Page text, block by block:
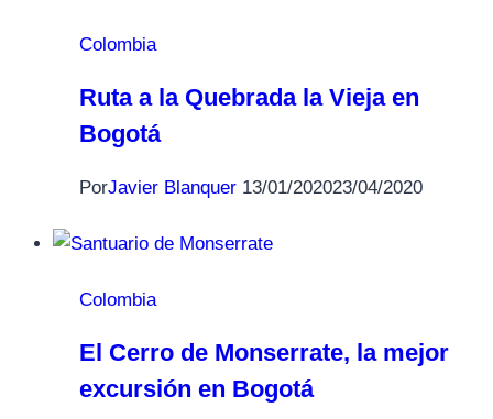
Colombia
Ruta a la Quebrada la Vieja en
Bogotá
PorJavier Blanquer 13/01/202023/04/2020
Colombia
El Cerro de Monserrate, la mejor
excursión en Bogotá